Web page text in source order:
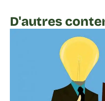
D'autres